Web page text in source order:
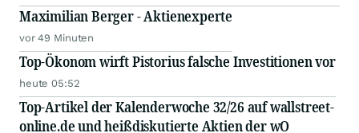
Maximilian Berger - Aktienexperte
vor 49 Minuten
Top-Ökonom wirft Pistorius falsche Investitionen vor
heute 05:52
Top-Artikel der Kalenderwoche 32/26 auf wallstreet-
online.de und heißdiskutierte Aktien der wO